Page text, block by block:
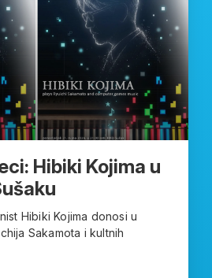
Hibiki Kojima u
Hibiki Kojima donosi u
Sakamota i kultnih